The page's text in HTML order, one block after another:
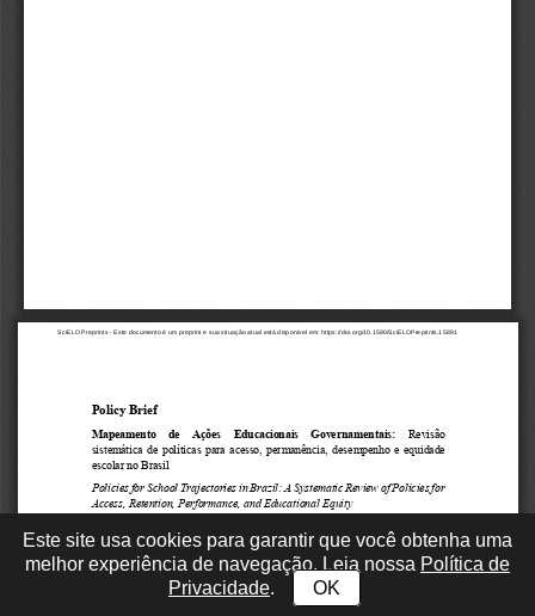
Este site usa cookies para garantir que você obtenha uma
melhor experiência de navegação. Leia nossa Política de
Privacidade. OK